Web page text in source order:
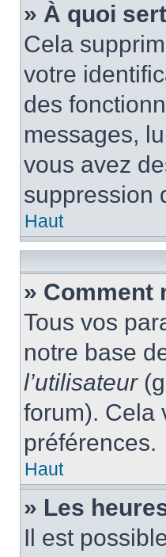
» À quoi
Cela
votre
des
messages,
vous avez
suppression
Haut
» Comment
Tous vos
notre base
l’utilisateur
forum). Cela
préférences.
Haut
» Les
Il est